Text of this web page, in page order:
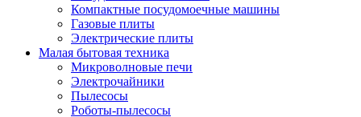
Компактные посудомоечные машины
Газовые плиты
Электрические плиты
Малая бытовая техника
Микроволновые печи
Электрочайники
Пылесосы
Роботы-пылесосы